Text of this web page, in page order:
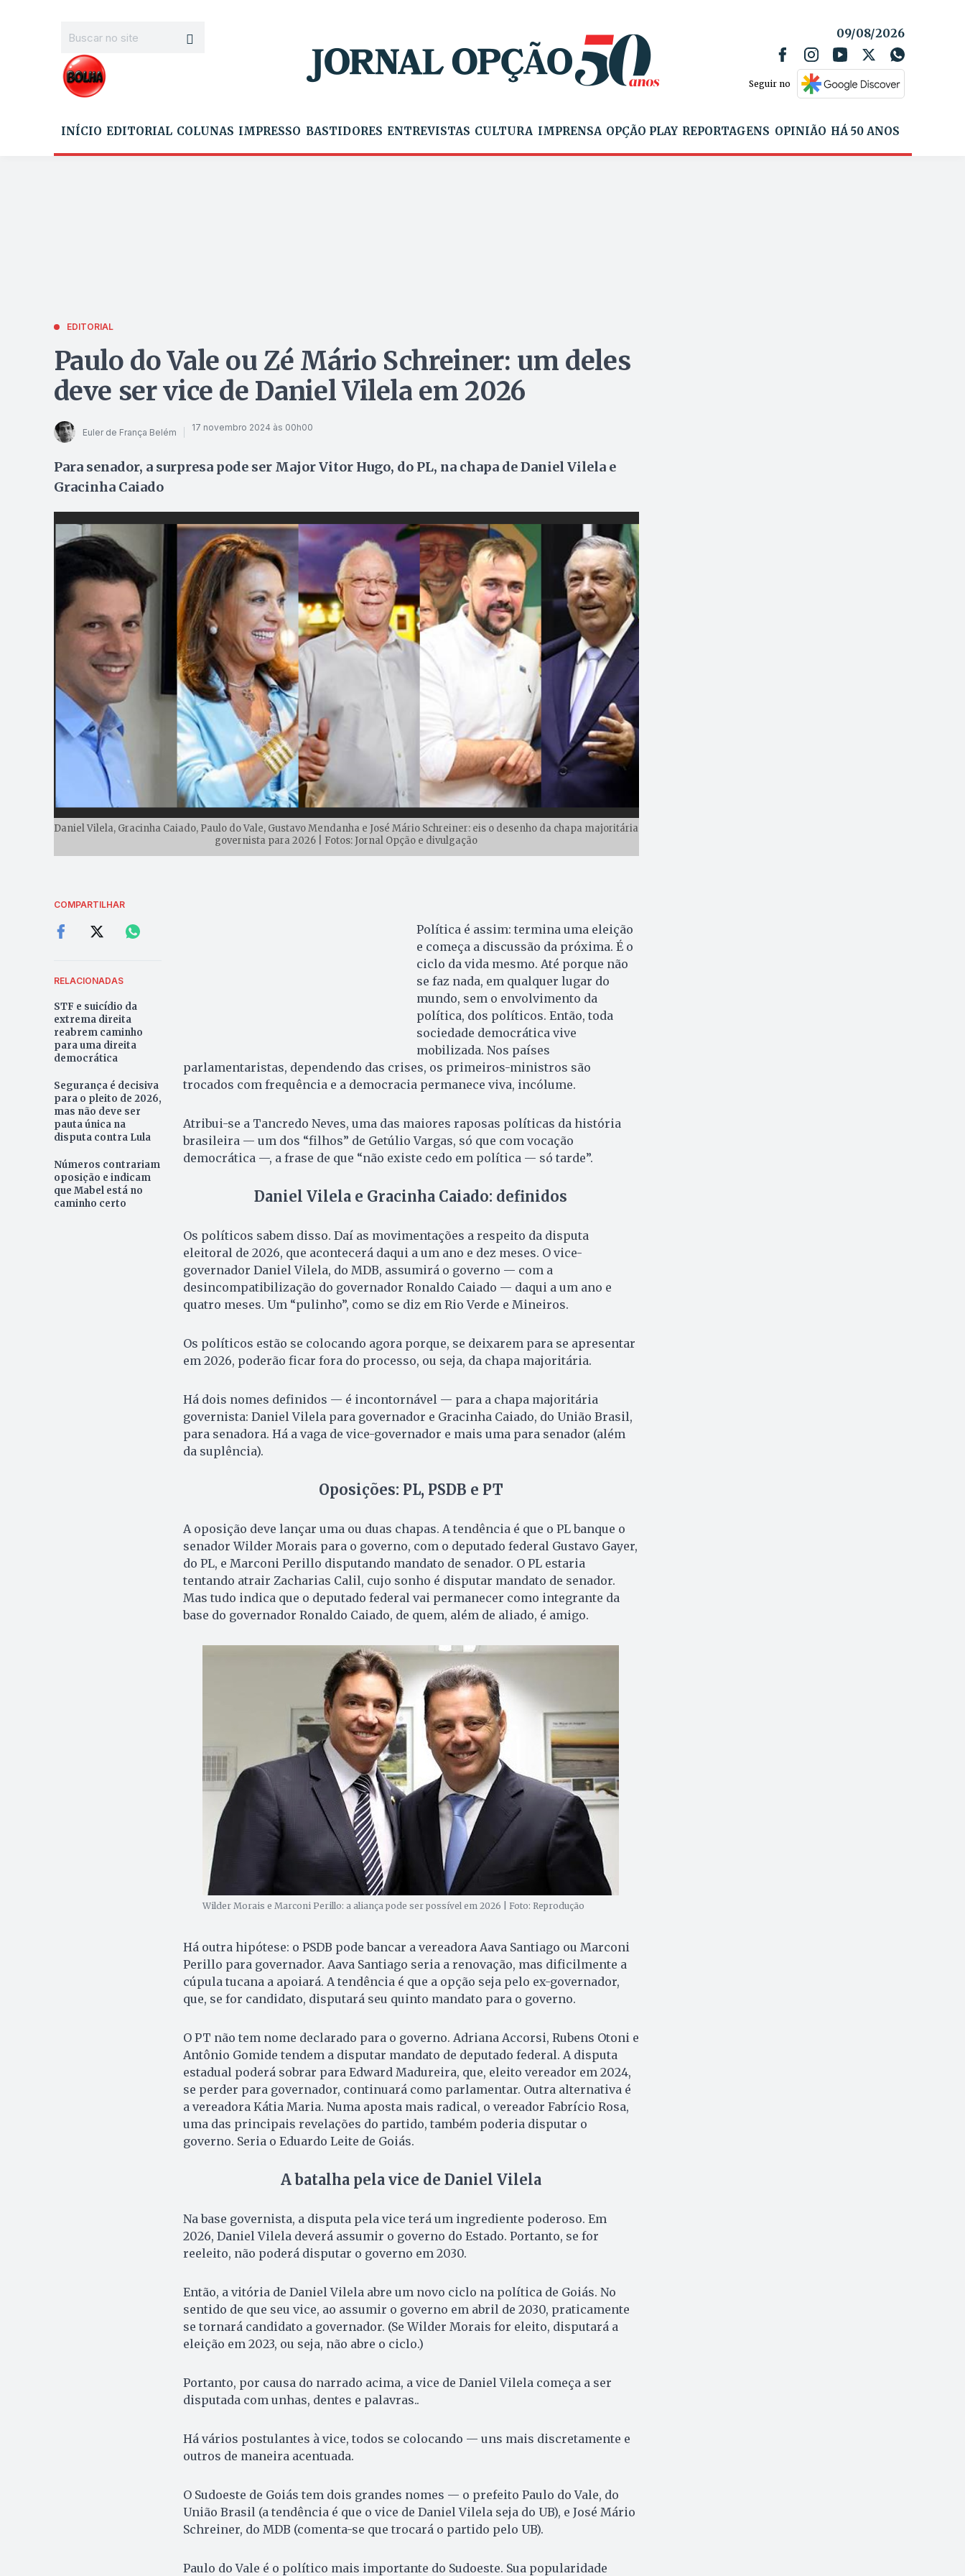
09/08/2026
Seguir no
INÍCIO EDITORIAL COLUNAS IMPRESSO BASTIDORES ENTREVISTAS CULTURA IMPRENSA OPÇÃO PLAY REPORTAGENS OPINIÃO HÁ 50 ANOS
EDITORIAL
Paulo do Vale ou Zé Mário Schreiner: um deles
deve ser vice de Daniel Vilela em 2026
Euler de França Belém 17 novembro 2024 às 00h00
Para senador, a surpresa pode ser Major Vitor Hugo, do PL, na chapa de Daniel Vilela e
Gracinha Caiado
Daniel Vilela, Gracinha Caiado, Paulo do Vale, Gustavo Mendanha e José Mário Schreiner: eis o desenho da chapa majoritária
governista para 2026 | Fotos: Jornal Opção e divulgação
COMPARTILHAR
RELACIONADAS
STF e suicídio da
extrema direita
reabrem caminho
para uma direita
democrática
Segurança é decisiva
para o pleito de 2026,
mas não deve ser
pauta única na
disputa contra Lula
Números contrariam
oposição e indicam
que Mabel está no
caminho certo
Política é assim: termina uma eleição
e começa a discussão da próxima. É o
ciclo da vida mesmo. Até porque não
se faz nada, em qualquer lugar do
mundo, sem o envolvimento da
política, dos políticos. Então, toda
sociedade democrática vive
mobilizada. Nos países
parlamentaristas, dependendo das crises, os primeiros-ministros são
trocados com frequência e a democracia permanece viva, incólume.
Atribui-se a Tancredo Neves, uma das maiores raposas políticas da história
brasileira — um dos “filhos” de Getúlio Vargas, só que com vocação
democrática —, a frase de que “não existe cedo em política — só tarde”.
Daniel Vilela e Gracinha Caiado: definidos
Os políticos sabem disso. Daí as movimentações a respeito da disputa
eleitoral de 2026, que acontecerá daqui a um ano e dez meses. O vice-
governador Daniel Vilela, do MDB, assumirá o governo — com a
desincompatibilização do governador Ronaldo Caiado — daqui a um ano e
quatro meses. Um “pulinho”, como se diz em Rio Verde e Mineiros.
Os políticos estão se colocando agora porque, se deixarem para se apresentar
em 2026, poderão ficar fora do processo, ou seja, da chapa majoritária.
Há dois nomes definidos — é incontornável — para a chapa majoritária
governista: Daniel Vilela para governador e Gracinha Caiado, do União Brasil,
para senadora. Há a vaga de vice-governador e mais uma para senador (além
da suplência).
Oposições: PL, PSDB e PT
A oposição deve lançar uma ou duas chapas. A tendência é que o PL banque o
senador Wilder Morais para o governo, com o deputado federal Gustavo Gayer,
do PL, e Marconi Perillo disputando mandato de senador. O PL estaria
tentando atrair Zacharias Calil, cujo sonho é disputar mandato de senador.
Mas tudo indica que o deputado federal vai permanecer como integrante da
base do governador Ronaldo Caiado, de quem, além de aliado, é amigo.
Wilder Morais e Marconi Perillo: a aliança pode ser possível em 2026 | Foto: Reprodução
Há outra hipótese: o PSDB pode bancar a vereadora Aava Santiago ou Marconi
Perillo para governador. Aava Santiago seria a renovação, mas dificilmente a
cúpula tucana a apoiará. A tendência é que a opção seja pelo ex-governador,
que, se for candidato, disputará seu quinto mandato para o governo.
O PT não tem nome declarado para o governo. Adriana Accorsi, Rubens Otoni e
Antônio Gomide tendem a disputar mandato de deputado federal. A disputa
estadual poderá sobrar para Edward Madureira, que, eleito vereador em 2024,
se perder para governador, continuará como parlamentar. Outra alternativa é
a vereadora Kátia Maria. Numa aposta mais radical, o vereador Fabrício Rosa,
uma das principais revelações do partido, também poderia disputar o
governo. Seria o Eduardo Leite de Goiás.
A batalha pela vice de Daniel Vilela
Na base governista, a disputa pela vice terá um ingrediente poderoso. Em
2026, Daniel Vilela deverá assumir o governo do Estado. Portanto, se for
reeleito, não poderá disputar o governo em 2030.
Então, a vitória de Daniel Vilela abre um novo ciclo na política de Goiás. No
sentido de que seu vice, ao assumir o governo em abril de 2030, praticamente
se tornará candidato a governador. (Se Wilder Morais for eleito, disputará a
eleição em 2023, ou seja, não abre o ciclo.)
Portanto, por causa do narrado acima, a vice de Daniel Vilela começa a ser
disputada com unhas, dentes e palavras..
Há vários postulantes à vice, todos se colocando — uns mais discretamente e
outros de maneira acentuada.
O Sudoeste de Goiás tem dois grandes nomes — o prefeito Paulo do Vale, do
União Brasil (a tendência é que o vice de Daniel Vilela seja do UB), e José Mário
Schreiner, do MDB (comenta-se que trocará o partido pelo UB).
Paulo do Vale é o político mais importante do Sudoeste. Sua popularidade